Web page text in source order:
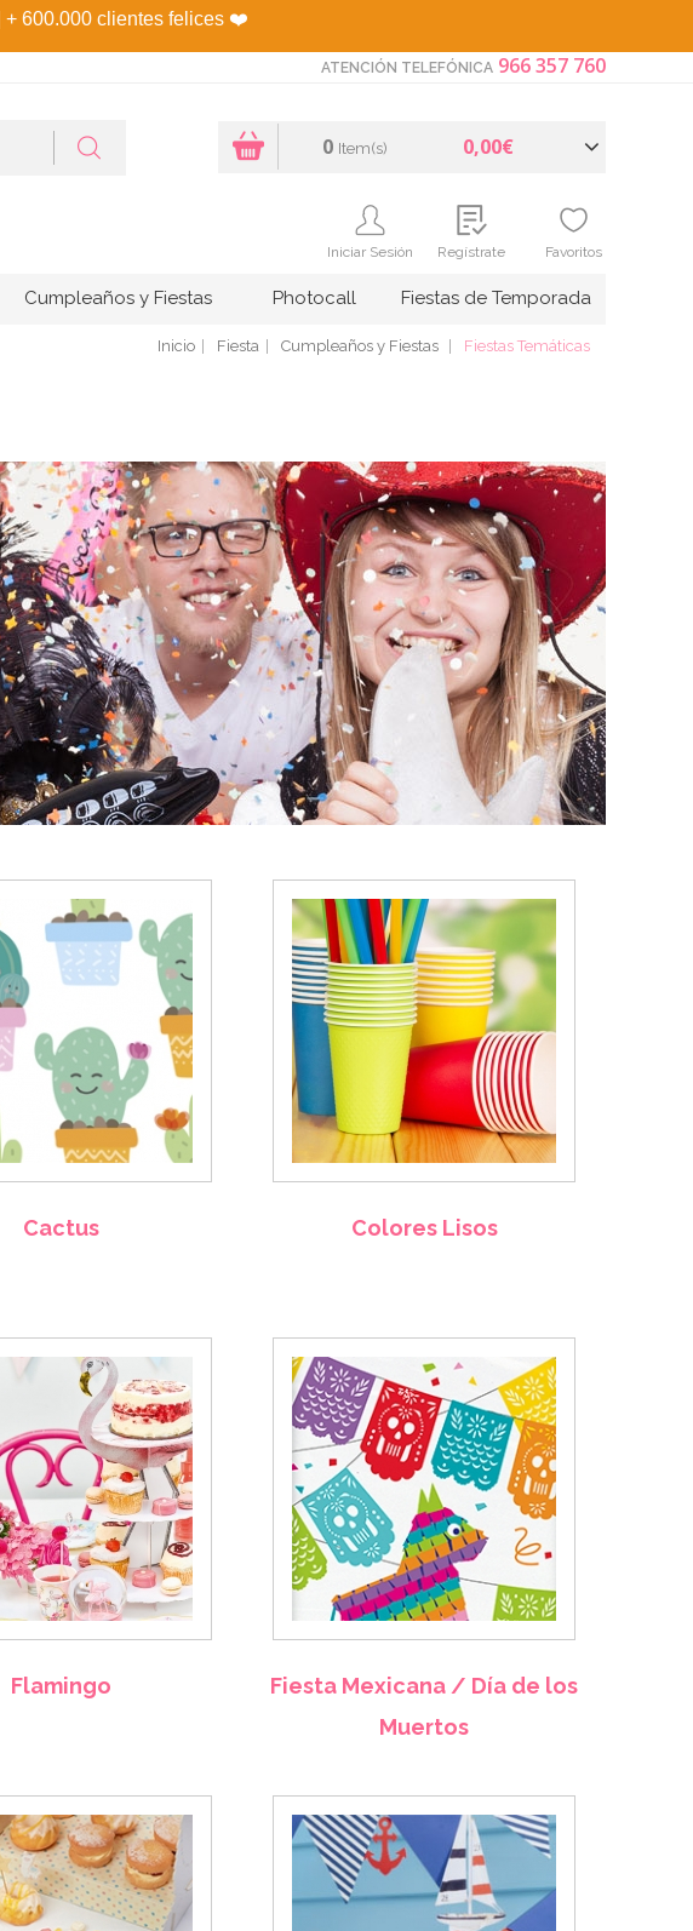
| + 600.000 clientes felices ❤️
ATENCIÓN TELEFÓNICA 966 357 760
0 Item(s) 0,00€
Iniciar Sesión Regístrate Favoritos
Cumpleaños y Fiestas Photocall Fiestas de Temporada
Inicio Fiesta Cumpleaños y Fiestas Fiestas Temáticas
Cactus Colores Lisos
Flamingo
Fiesta Mexicana / Día de los
Muertos